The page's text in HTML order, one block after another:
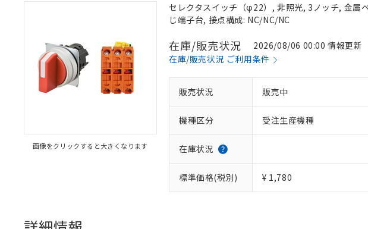
画像をクリックすると大きくなります
セレクタスイッチ（φ22）, 非照光, 3ノッチ, 金属
じ端子台, 接点構成: NC/NC/NC
在庫/販売状況
2026/08/06 00:00 情報更新
在庫/販売状況 ご利用条件
販売状況 販売中
機種区分 受注生産機種
在庫状況
標準価格(税別) ¥ 1,780